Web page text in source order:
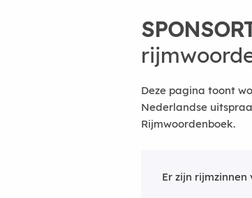
Deze pagina toont
Nederlandse
Rijmwoordenboek.
Er zijn rijmzinnen